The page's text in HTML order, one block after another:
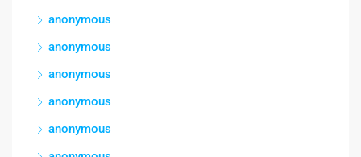
anonymous
anonymous
anonymous
anonymous
anonymous